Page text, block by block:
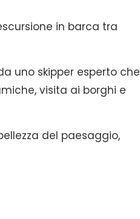
in barca tra
uno skipper esperto che
visita ai borghi e
del paesaggio,